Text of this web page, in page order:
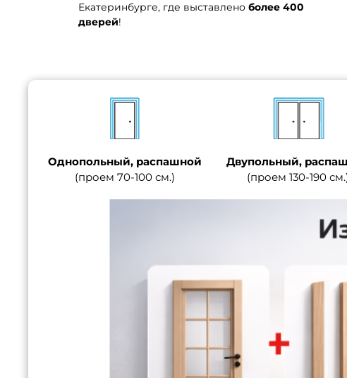
Екатеринбурге, где выставлено более 400
дверей!
Однопольный, распашной
(проем 70-100 см.)
Двупольный,
(проем 130-190